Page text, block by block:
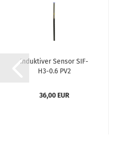
Induktiver Sensor SIF-
H3-0.6 PV2
36,00 EUR